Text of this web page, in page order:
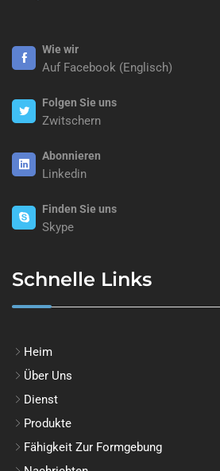
Wie wir
Auf Facebook (Englisch)
Folgen Sie uns
Zwitschern
Abonnieren
Linkedin
Finden Sie uns
Skype
Schnelle Links
Heim
Über Uns
Dienst
Produkte
Fähigkeit Zur Formgebung